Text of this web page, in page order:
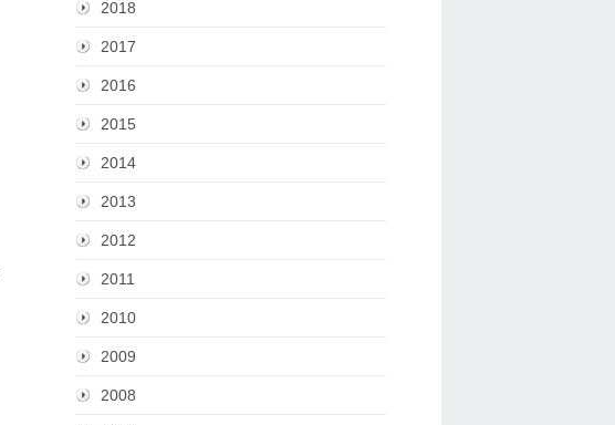
2018
2017
2016
2015
2014
2013
2012
2011
2010
2009
2008